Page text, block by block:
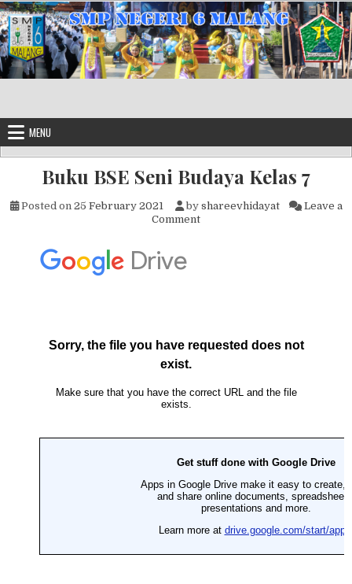
Skip to content
MENU
Buku BSE Seni Budaya Kelas 7
Posted on 25 February 2021 by shareevhidayat
Leave a
Commenton Buku BSE Seni Budaya